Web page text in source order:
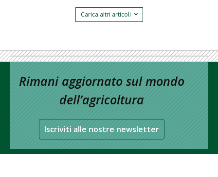
Carica altri articoli
Rimani aggiornato sul mondo
dell’agricoltura
Iscriviti alle nostre newsletter